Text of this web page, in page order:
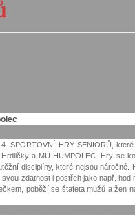
3.
SPORTOVNÍ HRY SENIORŮ,
a MÚ HUMPOLEC. Hry se
disciplíny, které nejsou náročné.
zdatnost i postřeh jako např. hod
poběží se štafeta mužů a žen